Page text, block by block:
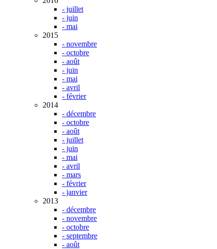
- juillet
- juin
- mai
2015
- novembre
- octobre
- août
- juin
- mai
- avril
- février
2014
- décembre
- octobre
- août
- juillet
- juin
- mai
- avril
- mars
- février
- janvier
2013
- décembre
- novembre
- octobre
- septembre
- août